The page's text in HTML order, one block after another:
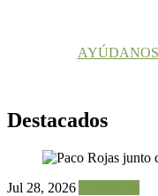
Destacados
Jul 28, 2026